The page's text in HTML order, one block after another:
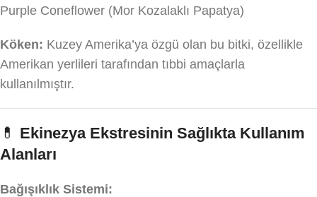
Purple Coneflower (Mor Kozalaklı Papatya)
Köken: Kuzey Amerika’ya özgü olan bu bitki, özellikle
Amerikan yerlileri tarafından tıbbi amaçlarla
kullanılmıştır.
💊 Ekinezya Ekstresinin Sağlıkta Kullanım
Alanları
Bağışıklık Sistemi: